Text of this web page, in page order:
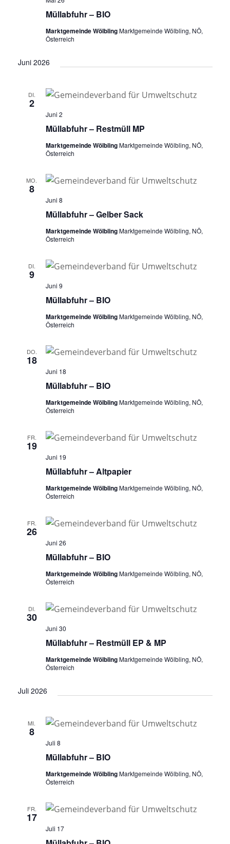
Müllabfuhr – BIO
Marktgemeinde WölblingMarktgemeinde Wölbling, NÖ,
Österreich
Juni 2026
DI.
2
Müllabfuhr – Restmüll MP
Juni 2
Marktgemeinde WölblingMarktgemeinde Wölbling, NÖ,
Österreich
MO.
8
Müllabfuhr – Gelber Sack
Juni 8
Marktgemeinde WölblingMarktgemeinde Wölbling, NÖ,
Österreich
DI.
9
Müllabfuhr – BIO
Juni 9
Marktgemeinde WölblingMarktgemeinde Wölbling, NÖ,
Österreich
DO.
18
Müllabfuhr – BIO
Juni 18
Marktgemeinde WölblingMarktgemeinde Wölbling, NÖ,
Österreich
FR.
19
Müllabfuhr – Altpapier
Juni 19
Marktgemeinde WölblingMarktgemeinde Wölbling, NÖ,
Österreich
FR.
26
Müllabfuhr – BIO
Juni 26
Marktgemeinde WölblingMarktgemeinde Wölbling, NÖ,
Österreich
DI.
30
Müllabfuhr – Restmüll EP & MP
Juni 30
Marktgemeinde WölblingMarktgemeinde Wölbling, NÖ,
Österreich
Juli 2026
MI.
8
Müllabfuhr – BIO
Juli 8
Marktgemeinde WölblingMarktgemeinde Wölbling, NÖ,
Österreich
FR.
17
Juli 17